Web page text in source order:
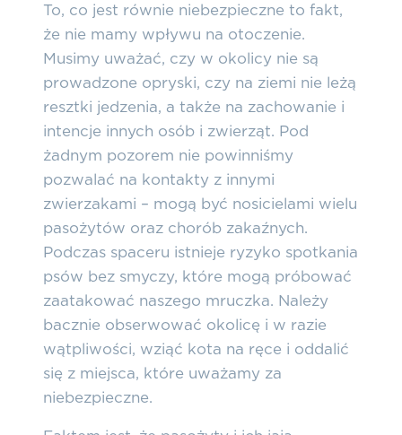
To, co jest równie niebezpieczne to fakt,
że nie mamy wpływu na otoczenie.
Musimy uważać, czy w okolicy nie są
prowadzone opryski, czy na ziemi nie leżą
resztki jedzenia, a także na zachowanie i
intencje innych osób i zwierząt. Pod
żadnym pozorem nie powinniśmy
pozwalać na kontakty z innymi
zwierzakami – mogą być nosicielami wielu
pasożytów oraz chorób zakaźnych.
Podczas spaceru istnieje ryzyko spotkania
psów bez smyczy, które mogą próbować
zaatakować naszego mruczka. Należy
bacznie obserwować okolicę i w razie
wątpliwości, wziąć kota na ręce i oddalić
się z miejsca, które uważamy za
niebezpieczne.